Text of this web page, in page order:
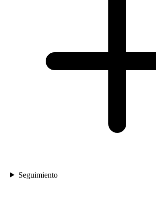
Seguimiento